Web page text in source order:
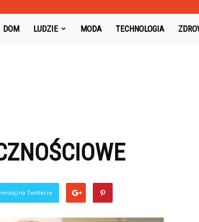
Toysboard.pl
DOM LUDZIE MODA TECHNOLOGIA
na Twitterze